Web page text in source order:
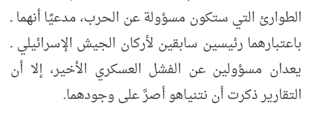
الطوارئ التي ستكون مسؤولة عن الحرب، مدعيًا أنهما ـ
باعتبارهما رئيسين سابقين لأركان الجيش الإسرائيلي ـ
يعدان مسؤولين عن الفشل العسكري الأخير، إلا أن
التقارير ذكرت أن نتنياهو أصرَّ على وجودهما.